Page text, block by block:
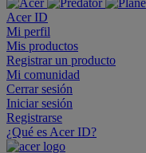
Acer ID
Mi perfil
Mis productos
Registrar un producto
Mi comunidad
Cerrar sesión
Iniciar sesión
Registrarse
¿Qué es Acer ID?